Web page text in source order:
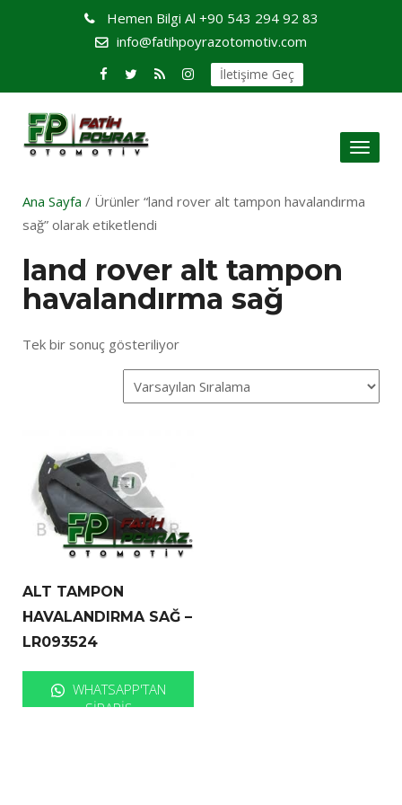
Hemen Bilgi Al +90 543 294 92 83
info@fatihpoyrazotomotiv.com
İletişime Geç
Toggle
Ana Sayfa / Ürünler “land rover alt tampon havalandırma
sağ” olarak etiketlendi
land rover alt tampon
havalandırma sağ
Tek bir sonuç gösteriliyor
ALT TAMPON
HAVALANDIRMA SAĞ –
LR093524
WHATSAPP'TAN
SIPARIŞ